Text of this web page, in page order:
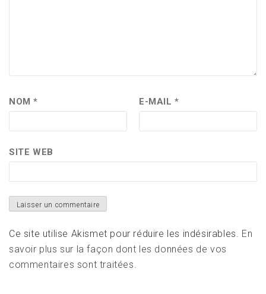
NOM* E-MAIL*
SITE WEB
Ce site utilise Akismet pour réduire les indésirables. En
savoir plus sur la façon dont les données de vos
commentaires sont traitées